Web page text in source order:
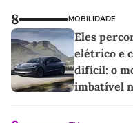
8 MOBILIDADE
Eles
elétrico e
difícil: o
imbatível